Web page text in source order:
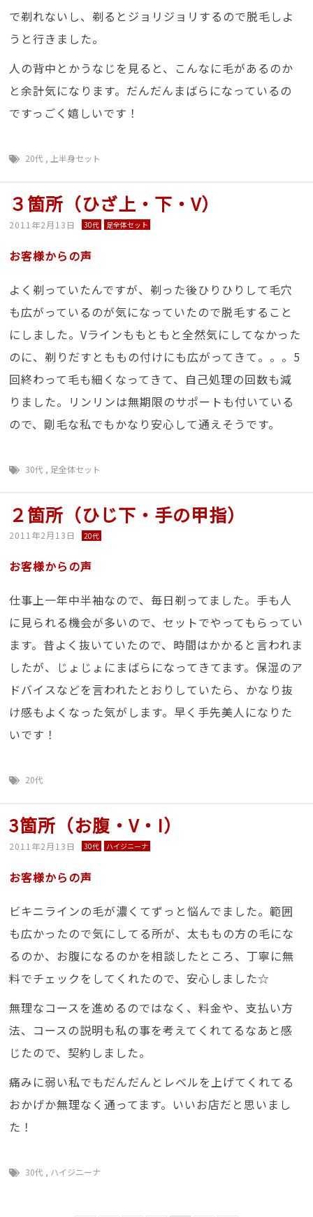
で剃れないし、剃るとジョリジョリするので脱毛しよ
うと行きました。
人の背中とかうなじを見ると、こんなに毛があるのか
と余計気になります。だんだんまばらになっているの
ですっごく嬉しいです！
20代 , 上半身セット
３箇所（ひざ上・下・V）
2011年2月13日 30代 足全体セット
お客様からの声
よく剃っていたんですが、剃った後ひりひりして毛穴
も広がっているのが気になっていたので脱毛すること
にしました。Vラインももともと全然気にしてなかった
のに、剃りだすとももの付けにも広がってきて。。。5
回終わって毛も細くなってきて、自己処理の回数も減
りました。リンリンは無期限のサポートも付いている
ので、剛毛な私でもかなり安心して通えそうです。
30代 , 足全体セット
２箇所（ひじ下・手の甲指）
2011年2月13日 20代
お客様からの声
仕事上一年中半袖なので、毎日剃ってました。手も人
に見られる機会が多いので、セットでやってもらってい
ます。昔よく抜いていたので、時間はかかると言われま
したが、じょじょにまばらになってきてます。保湿のア
ドバイスなどを言われたとおりしていたら、かなり抜
け感もよくなった気がします。早く手先美人になりた
いです！
20代
3箇所（お腹・V・I）
2011年2月13日 30代 ハイジニーナ
お客様からの声
ビキニラインの毛が濃くてずっと悩んでました。範囲
も広かったので気にしてる所が、太ももの方の毛にな
るのか、お腹になるのかを相談したところ、丁寧に無
料でチェックをしてくれたので、安心しました☆
無理なコースを進めるのではなく、料金や、支払い方
法、コースの説明も私の事を考えてくれてるなあと感
じたので、契約しました。
痛みに弱い私でもだんだんとレベルを上げてくれてる
おかげか無理なく通ってます。いいお店だと思いまし
た！
30代 , ハイジニーナ